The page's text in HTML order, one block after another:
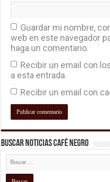
Guardar mi nombre,
web en este navegador
haga un comentario.
Recibir un email con
a esta entrada.
Recibir un email con
Buscar Noticias Café Negro